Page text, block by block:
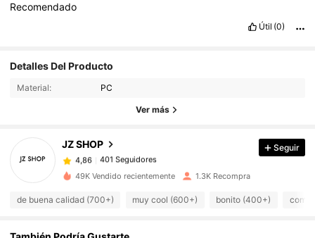
Recomendado
Útil (0)
Detalles Del Producto
Material: PC
Ver más
JZ SHOP
4,86 401 Seguidores
401 Seguidores
4,86
401 Seguidores
4,86 401 Seguidores
Seguir
49K Vendido recientemente 1.3K Recompra
de buena calidad (700+) muy cool (600+) bonito (400+) como